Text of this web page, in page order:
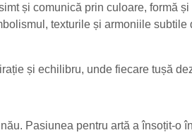
și comunică prin culoare, formă
texturile și armoniile
și echilibru, unde fiecare tușă
Pasiunea pentru artă a însoțit-